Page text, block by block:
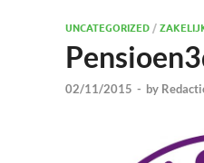
UNCATEGORIZED /
02/11/2015 - by